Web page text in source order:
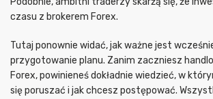
czasu z brokerem Forex.
Tutaj ponownie widać, jak ważne jest
przygotowanie planu. Zanim zaczniesz
Forex, powinieneś dokładnie wiedzieć, w
się poruszać i jak chcesz postępować.